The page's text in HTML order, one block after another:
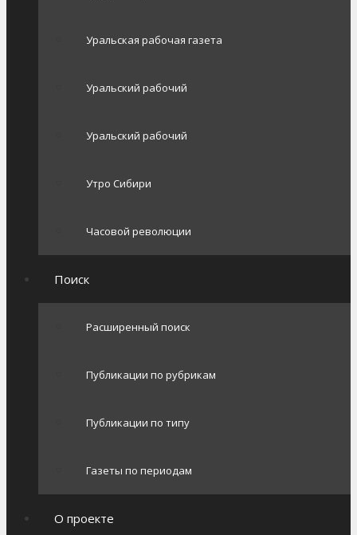
Уральская рабочая газета
Уральский рабочий
Уральский рабочий
Утро Сибири
Часовой революции
Поиск
Расширенный поиск
Публикации по рубрикам
Публикации по типу
Газеты по периодам
О проекте